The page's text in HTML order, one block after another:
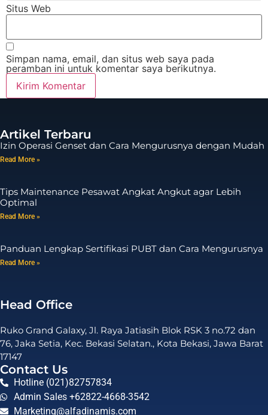
Situs Web
Simpan nama, email, dan situs web saya pada
peramban ini untuk komentar saya berikutnya.
Artikel Terbaru
Izin Operasi Genset dan Cara Mengurusnya dengan Mudah
Read More »
Tips Maintenance Pesawat Angkat Angkut agar Lebih
Optimal
Read More »
Panduan Lengkap Sertifikasi PUBT dan Cara Mengurusnya
Read More »
Head Office
Ruko Grand Galaxy, Jl. Raya Jatiasih Blok RSK 3 no.72 dan
76, Jaka Setia, Kec. Bekasi Selatan., Kota Bekasi, Jawa Barat
17147
Contact Us
Hotline (021)82757834
Admin Sales +62822-4668-3542
Marketing@alfadinamis.com